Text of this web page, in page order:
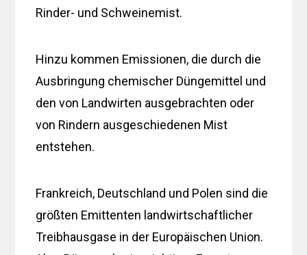
Rinder- und Schweinemist.
Hinzu kommen Emissionen, die durch die
Ausbringung chemischer Düngemittel und
den von Landwirten ausgebrachten oder
von Rindern ausgeschiedenen Mist
entstehen.
Frankreich, Deutschland und Polen sind die
größten Emittenten landwirtschaftlicher
Treibhausgase in der Europäischen Union.